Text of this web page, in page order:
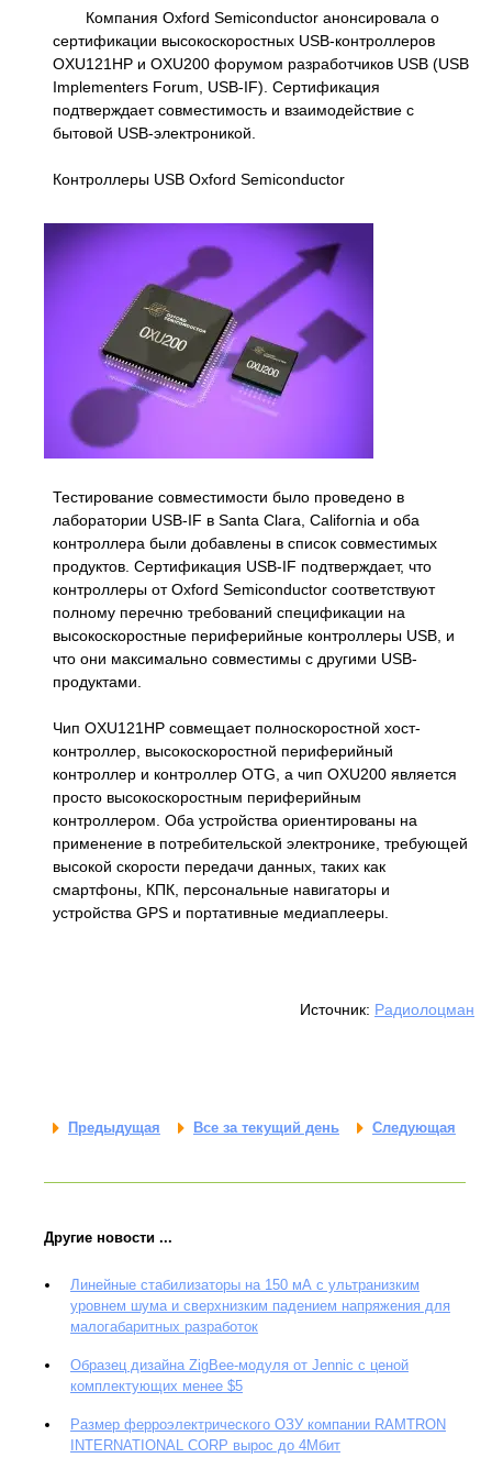
Компания Oxford Semiconductor анонсировала o
сертификации высокоскоростных USB-контроллеров
OXU121HP и OXU200 форумом разработчиков USB (USB
Implementers Forum, USB-IF). Сертификация
подтверждает совместимость и взаимодействие с
бытовой USB-электроникой.
Контроллеры USB Oxford Semiconductor
Тестирование совместимости было проведено в
лаборатории USB-IF в Santa Clara, California и оба
контроллера были добавлены в список совместимых
продуктов. Сертификация USB-IF подтверждает, что
контроллеры от Oxford Semiconductor соответствуют
полному перечню требований спецификации на
высокоскоростные периферийные контроллеры USB, и
что они максимально совместимы с другими USB-
продуктами.
Чип OXU121HP совмещает полноскоростной хост-
контроллер, высокоскоростной периферийный
контроллер и контроллер OTG, а чип OXU200 является
просто высокоскоростным периферийным
контроллером. Оба устройства ориентированы на
применение в потребительской электронике, требующей
высокой скорости передачи данных, таких как
смартфоны, КПК, персональные навигаторы и
устройства GPS и портативные медиаплееры.
Источник: Радиолоцман
Предыдущая Все за текущий день Следующая
Другие новости ...
Линейные стабилизаторы на 150 мА с ультранизким
уровнем шума и сверхнизким падением напряжения для
малогабаритных разработок
Образец дизайна ZigBee-модуля от Jennic с ценой
комплектующих менее $5
Размер ферроэлектрического ОЗУ компании RAMTRON
INTERNATIONAL CORP вырос до 4Мбит